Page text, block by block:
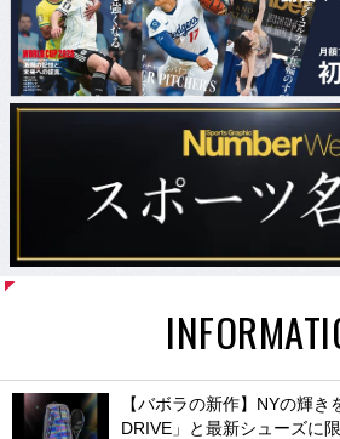
【バボラの新作】NYの輝き
DRIVE」と最新シューズに